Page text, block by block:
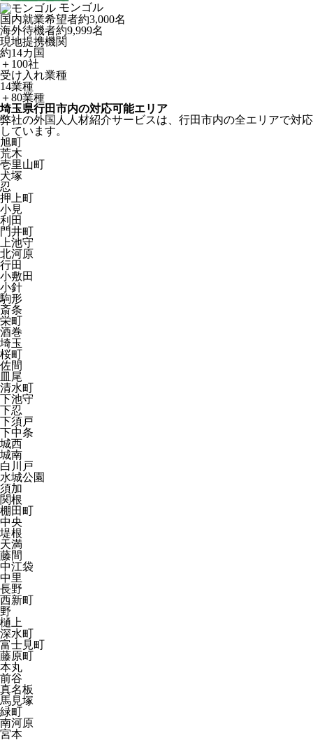
モンゴル
国内就業希望者約3,000名
海外待機者約9,999名
現地提携機関
約14カ国
＋100社
受け入れ業種
14業種
＋80業種
埼玉県行田市内の対応可能エリア
弊社の外国人人材紹介サービスは、行田市内の全エリアで対応
しています。
旭町
荒木
壱里山町
犬塚
忍
押上町
小見
利田
門井町
上池守
北河原
行田
小敷田
小針
駒形
斎条
栄町
酒巻
埼玉
桜町
佐間
皿尾
清水町
下池守
下忍
下須戸
下中条
城西
城南
白川戸
水城公園
須加
関根
棚田町
中央
堤根
天満
藤間
中江袋
中里
長野
西新町
野
樋上
深水町
富士見町
藤原町
本丸
前谷
真名板
馬見塚
緑町
南河原
宮本